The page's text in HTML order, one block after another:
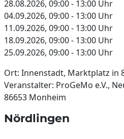
28.08.2026, 09:00 - 13:00 Uhr
04.09.2026, 09:00 - 13:00 Uhr
11.09.2026, 09:00 - 13:00 Uhr
18.09.2026, 09:00 - 13:00 Uhr
25.09.2026, 09:00 - 13:00 Uhr
Ort: Innenstadt, Marktplatz in
Veranstalter: ProGeMo e.V.,
86653 Monheim
Nördlingen